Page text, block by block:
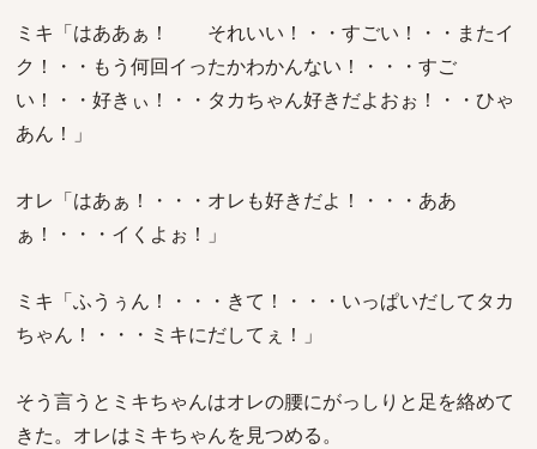
ミキ「はああぁ！ それいい！・・すごい！・・またイ
ク！・・もう何回イったかわかんない！・・・すご
い！・・好きぃ！・・タカちゃん好きだよおぉ！・・ひゃ
あん！」
オレ「はあぁ！・・・オレも好きだよ！・・・ああ
ぁ！・・・イくよぉ！」
ミキ「ふうぅん！・・・きて！・・・いっぱいだしてタカ
ちゃん！・・・ミキにだしてぇ！」
そう言うとミキちゃんはオレの腰にがっしりと足を絡めて
きた。オレはミキちゃんを見つめる。